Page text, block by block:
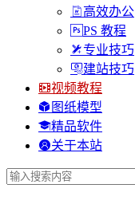
高效办公
PS 教程
专业技巧
建站技巧
视频教程
图纸模型
精品软件
关于本站